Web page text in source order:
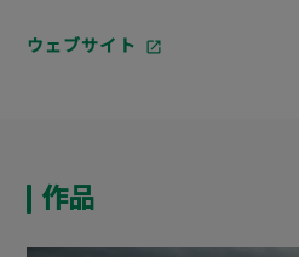
ウェブサイト
作品